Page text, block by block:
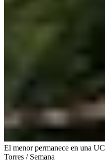
El menor permanece en una
Torres / Semana